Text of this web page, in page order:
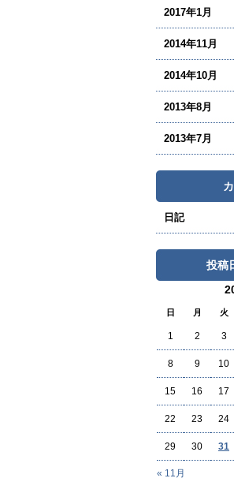
2017年1月
2014年11月
2014年10月
2013年8月
2013年7月
日記
投稿
日 月 火
« 11月
1 2 3
8 9 10
15 16 17
22 23 24
29 30 31